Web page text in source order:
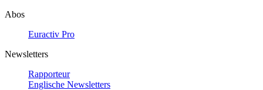
Abos
Euractiv Pro
Newsletters
Rapporteur
Englische Newsletters